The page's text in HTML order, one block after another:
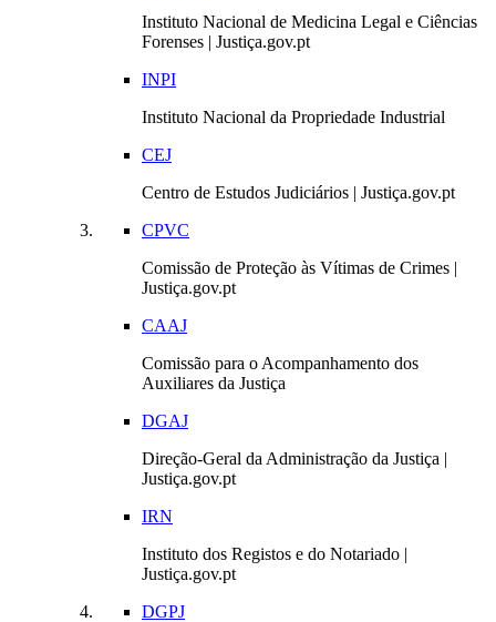
Instituto Nacional de Medicina Legal e Ciências
Forenses | Justiça.gov.pt
INPI
Instituto Nacional da Propriedade Industrial
CEJ
Centro de Estudos Judiciários | Justiça.gov.pt
CPVC
Comissão de Proteção às Vítimas de Crimes |
Justiça.gov.pt
CAAJ
Comissão para o Acompanhamento dos
Auxiliares da Justiça
DGAJ
Direção-Geral da Administração da Justiça |
Justiça.gov.pt
IRN
Instituto dos Registos e do Notariado |
Justiça.gov.pt
DGPJ